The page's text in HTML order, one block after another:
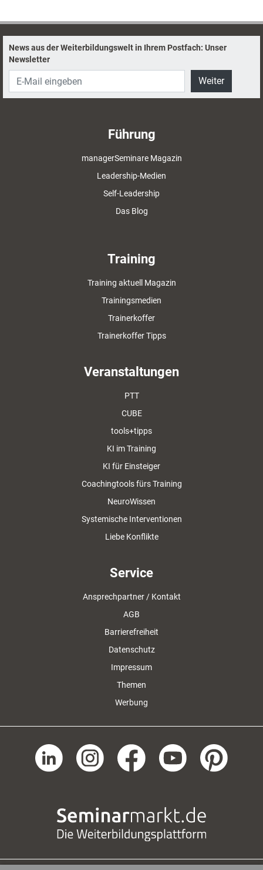
News aus der Weiterbildungswelt in Ihrem Postfach: Unser
Newsletter
Weiter
Führung
managerSeminare Magazin
Leadership-Medien
Self-Leadership
Das Blog
Training
Training aktuell Magazin
Trainingsmedien
Trainerkoffer
Trainerkoffer Tipps
Veranstaltungen
PTT
CUBE
tools+tipps
KI im Training
KI für Einsteiger
Coachingtools fürs Training
NeuroWissen
Systemische Interventionen
Liebe Konflikte
Service
Ansprechpartner / Kontakt
AGB
Barrierefreiheit
Datenschutz
Impressum
Themen
Werbung